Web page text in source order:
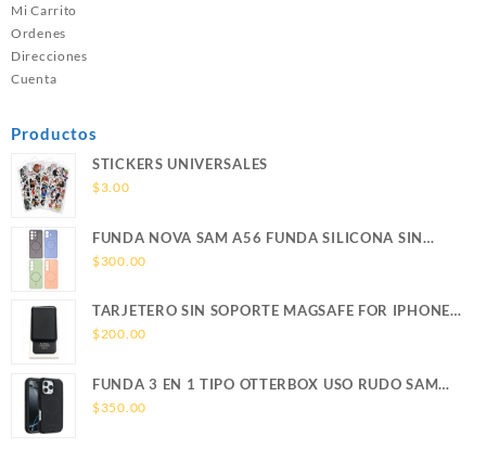
Mi Carrito
Ordenes
Direcciones
Cuenta
Productos
STICKERS UNIVERSALES
$3.00
FUNDA NOVA SAM A56 FUNDA SILICONA SIN
SOPORTE MAGNETICO SAMSUNG
$300.00
TARJETERO SIN SOPORTE MAGSAFE FOR IPHONE
LEATHER WALLET MAGSAFE
$200.00
FUNDA 3 EN 1 TIPO OTTERBOX USO RUDO SAM
S26 ULTRA SAMSUNG S26 ULTRA
$350.00